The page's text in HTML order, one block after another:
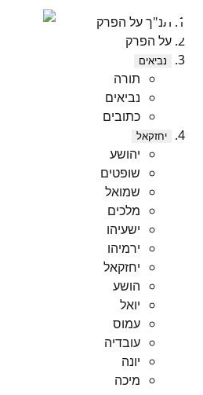
תנ"ך על הפרק
על הפרק
נביאים
תורה
נביאים
כתובים
יחזקאל
יהושע
שופטים
שמואל
מלכים
ישעיהו
ירמיהו
יחזקאל
הושע
יואל
עמוס
עובדיה
יונה
מיכה